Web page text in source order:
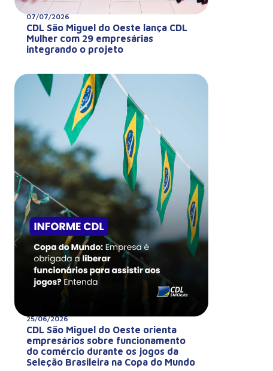
07/07/2026
CDL São Miguel do Oeste lança CDL
Mulher com 29 empresárias
integrando o projeto
25/06/2026
CDL São Miguel do Oeste orienta
empresários sobre funcionamento
do comércio durante os jogos da
Seleção Brasileira na Copa do Mundo